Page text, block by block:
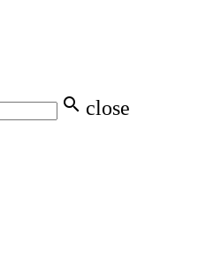
search close